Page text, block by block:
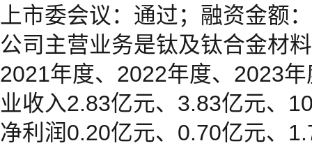
上市委会议：通过；融资金额
公司主营业务是钛及钛合金材
2021年度、2022年度、2023
业收入2.83亿元、3.83亿元、
净利润0.20亿元、0.70亿元、